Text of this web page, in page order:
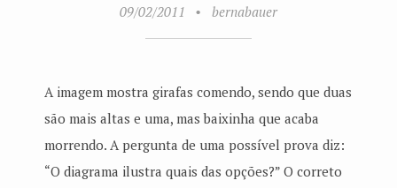
09/02/2011 • bernabauer
A imagem mostra girafas comendo, sendo que duas
são mais altas e uma, mas baixinha que acaba
morrendo. A pergunta de uma possível prova diz:
“O diagrama ilustra quais das opções?” O correto